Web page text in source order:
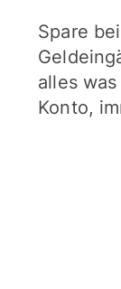
Spare
alles
Konto,